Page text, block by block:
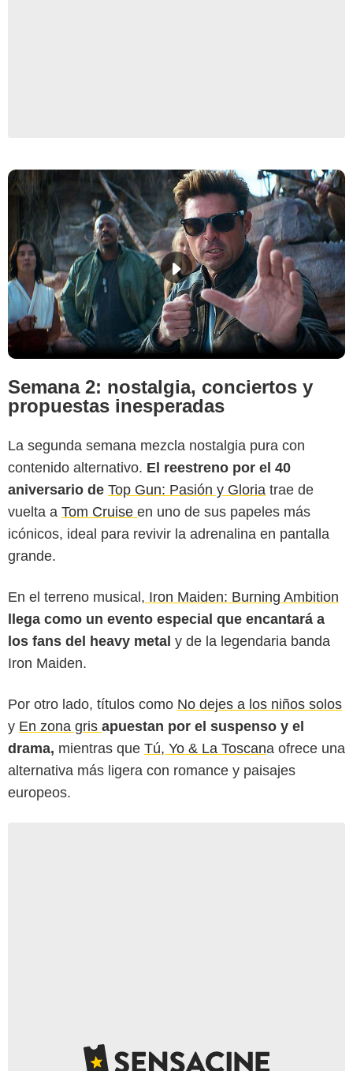
Semana 2: nostalgia, conciertos y
propuestas inesperadas
La segunda semana mezcla nostalgia pura con
contenido alternativo. El reestreno por el 40
aniversario de Top Gun: Pasión y Gloria trae de
vuelta a Tom Cruise en uno de sus papeles más
icónicos, ideal para revivir la adrenalina en pantalla
grande.
En el terreno musical, Iron Maiden: Burning Ambition
llega como un evento especial que encantará a
los fans del heavy metal y de la legendaria banda
Iron Maiden.
Por otro lado, títulos como No dejes a los niños solos
y En zona gris apuestan por el suspenso y el
drama, mientras que Tú, Yo & La Toscana ofrece una
alternativa más ligera con romance y paisajes
europeos.